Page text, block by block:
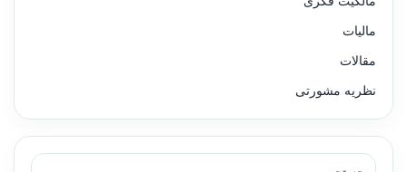
مالیات
مقالات
نظریه مشورتی
جستجو برای: